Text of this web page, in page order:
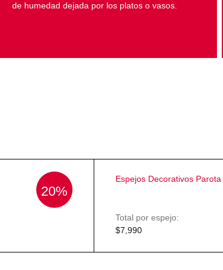
de humedad dejada por los platos o vasos.
20%
Espejos Decorativos Parota
Total por espejo:
$7,990